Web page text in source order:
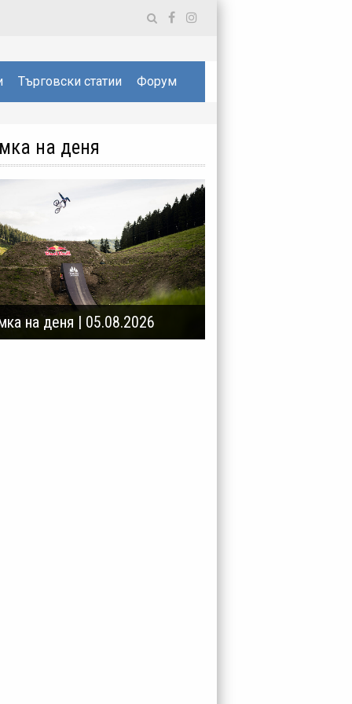
Търговски статии Форум
на деня
на деня | 05.08.2026